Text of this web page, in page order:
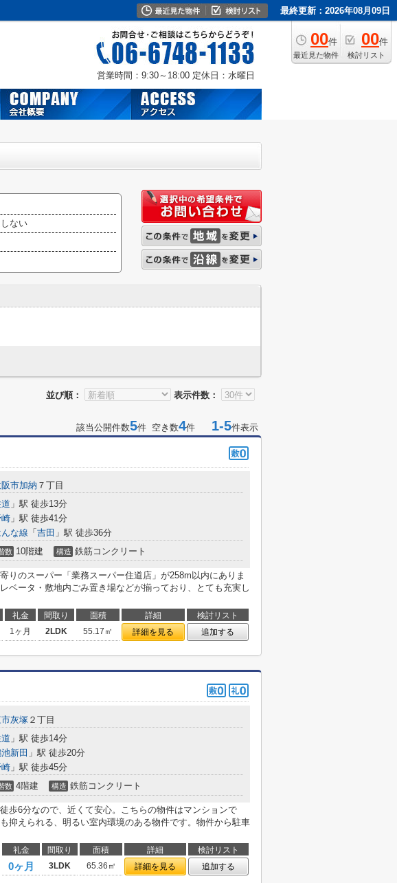
最終更新：2026年08月09日
00件
最近見た物件
00件
検討リスト
営業時間：9:30～18:00 定休日：水曜日
ない
並び順： 表示件数：
該当公開件数5件 空き数4件 1-5件表示
市加納 ７丁目
」駅 徒歩13分
」駅 徒歩41分
な線 「 吉田 」駅 徒歩36分
数 10階建 構造 鉄筋コンクリート
りのスーパー「業務スーパー住道店」が258m以内にありま
ベータ・敷地内ごみ置き場などが揃っており、とても充実し
礼金 間取り 面積 詳細
検討リスト
1ヶ月 2LDK 55.17㎡ 詳細を見る 追加する
市灰塚 ２丁目
」駅 徒歩14分
新田 」駅 徒歩20分
」駅 徒歩45分
数 4階建 構造 鉄筋コンクリート
歩6分なので、近くて安心。こちらの物件はマンションで
抑えられる、明るい室内環境のある物件です。物件から駐車
礼金 間取り 面積 詳細
検討リスト
0ヶ月 3LDK 65.36㎡ 詳細を見る 追加する